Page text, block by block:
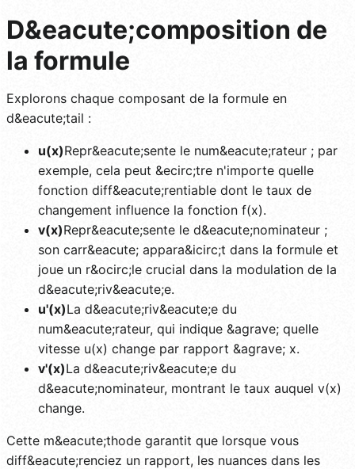
D&eacute;composition de
la formule
Explorons chaque composant de la formule en
d&eacute;tail :
u(x)Repr&eacute;sente le num&eacute;rateur ; par
exemple, cela peut &ecirc;tre n'importe quelle
fonction diff&eacute;rentiable dont le taux de
changement influence la fonction f(x).
v(x)Repr&eacute;sente le d&eacute;nominateur ;
son carr&eacute; appara&icirc;t dans la formule et
joue un r&ocirc;le crucial dans la modulation de la
d&eacute;riv&eacute;e.
u'(x)La d&eacute;riv&eacute;e du
num&eacute;rateur, qui indique &agrave; quelle
vitesse u(x) change par rapport &agrave; x.
v'(x)La d&eacute;riv&eacute;e du
d&eacute;nominateur, montrant le taux auquel v(x)
change.
Cette m&eacute;thode garantit que lorsque vous
diff&eacute;renciez un rapport, les nuances dans les